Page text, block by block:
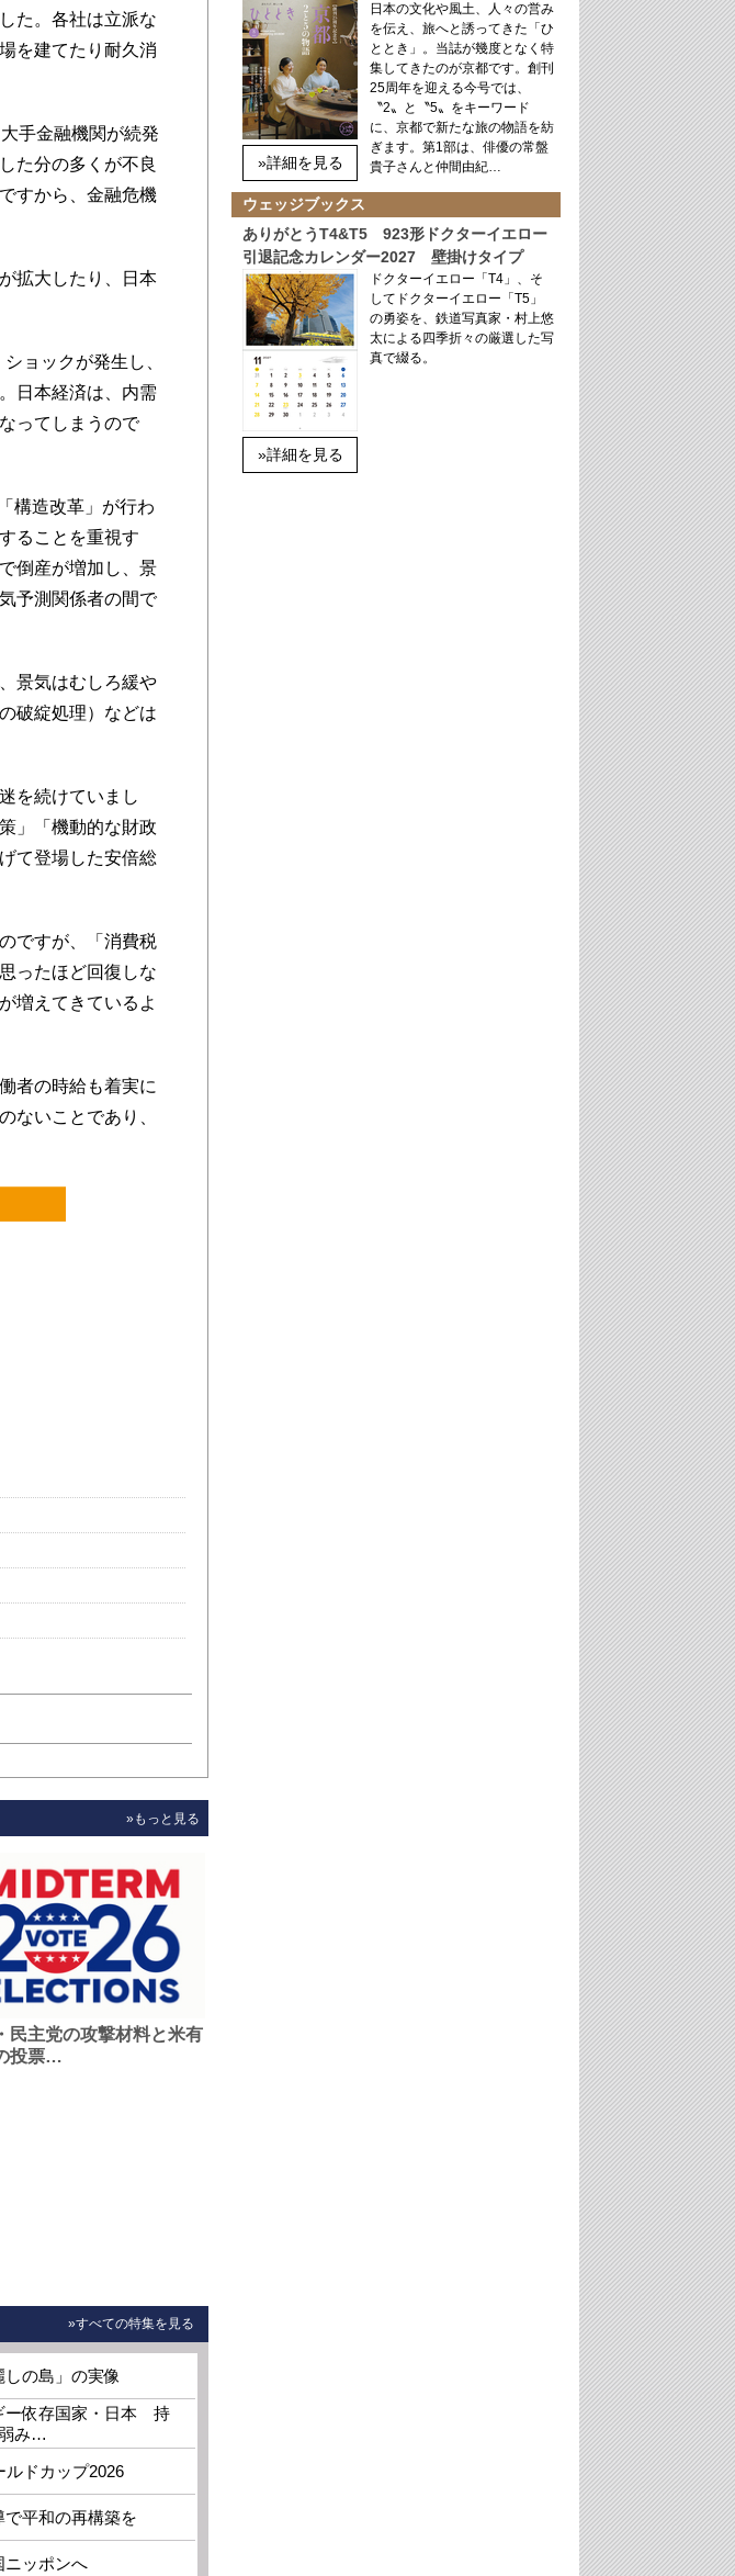
た。各社は立派な
を建てたり耐久消
手金融機関が続発
た分の多くが不良
すから、金融危機
拡大したり、日本
ョックが発生し、
日本経済は、内需
ってしまうので
構造改革」が行わ
ることを重視す
倒産が増加し、景
予測関係者の間で
景気はむしろ緩や
破綻処理）などは
を続けていまし
」「機動的な財政
て登場した安倍総
ですが、「消費税
ったほど回復しな
増えてきているよ
者の時給も着実に
ないことであり、
»もっと見る
民主党の攻撃材料と米有
投票…
»すべての特集を見る
しの島」の実像
ー依存国家・日本 持
み…
ルドカップ2026
で平和の再構築を
ニッポンへ
»詳細を見る
日本の文化や風土、人々の営み
を伝え、旅へと誘ってきた「ひ
ととき」。当誌が幾度となく特
集してきたのが京都です。創刊
25周年を迎える今号では、
〝2〟と〝5〟をキーワード
に、京都で新たな旅の物語を紡
ぎます。第1部は、俳優の常盤
貴子さんと仲間由紀…
ウェッジブックス
ありがとうT4&T5 923形ドクターイエロー
引退記念カレンダー2027 壁掛けタイプ
»詳細を見る
ドクターイエロー「T4」、そ
してドクターイエロー「T5」
の勇姿を、鉄道写真家・村上悠
太による四季折々の厳選した写
真で綴る。